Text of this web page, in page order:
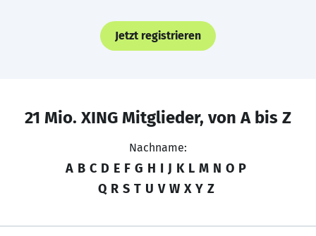
Jetzt registrieren
21 Mio. XING Mitglieder, von A bis Z
Nachname:
A B C D E F G H I J K L M N O P
Q R S T U V W X Y Z